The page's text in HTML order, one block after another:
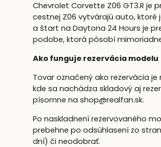
Chevrolet Corvette Z06 GT3.R je
cestnej Z06 vytvárajú auto, ktoré
a štart na Daytona 24 Hours je
podobe, ktorá pôsobí
Ako funguje rezervácia modelu
Tovar označený ako rezervácia
kde sa nachádza skladový aj
písomne na shop@realfan.sk.
Po naskladnení rezervovaného
prebehne po odsúhlasení zo
dní) či neodobrať.